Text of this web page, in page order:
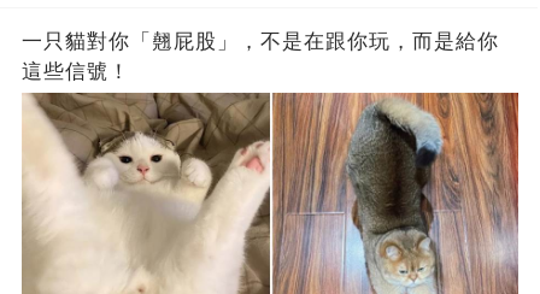
一只貓對你「翹屁股」，不是在跟你玩，而是給你
這些信號！